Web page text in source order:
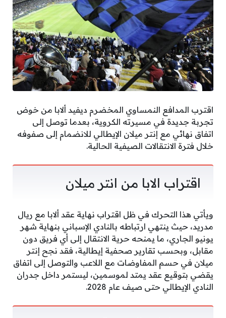
اقترب المدافع النمساوي المخضرم ديفيد ألابا من خوض
تجربة جديدة في مسيرته الكروية، بعدما توصل إلى
اتفاق نهائي مع إنتر ميلان الإيطالي للانضمام إلى صفوفه
خلال فترة الانتقالات الصيفية الحالية.
اقتراب الابا من انتر ميلان
ويأتي هذا التحرك في ظل اقتراب نهاية عقد ألابا مع ريال
مدريد، حيث ينتهي ارتباطه بالنادي الإسباني بنهاية شهر
يونيو الجاري، ما يمنحه حرية الانتقال إلى أي فريق دون
مقابل، وبحسب تقارير صحفية إيطالية، فقد نجح إنتر
ميلان في حسم المفاوضات مع اللاعب والتوصل إلى اتفاق
يقضي بتوقيع عقد يمتد لموسمين، ليستمر داخل جدران
النادي الإيطالي حتى صيف عام 2028.